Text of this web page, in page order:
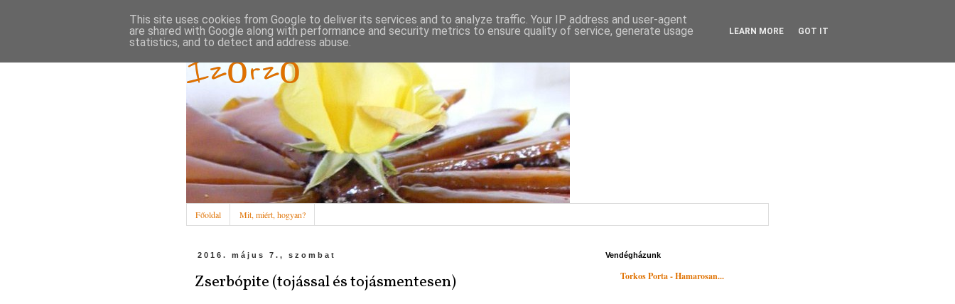
Ízőrző
Főoldal Mit, miért, hogyan?
2016. május 7., szombat
Zserbópite (tojással és tojásmentesen)
Vendégházunk
Torkos Porta - Hamarosan...
This site uses cookies from Google to deliver its services and to analyze traffic. Your IP address and user-agent
are shared with Google along with performance and security metrics to ensure quality of service, generate usage
statistics, and to detect and address abuse.
LEARN MORE GOT IT